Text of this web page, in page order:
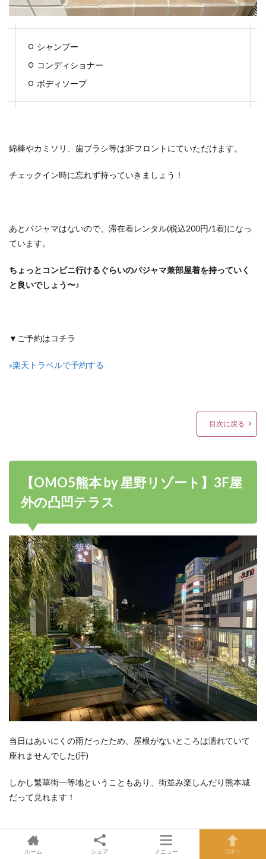
シャンプー
コンディショナー
ボディソープ
綿棒やカミソリ、歯ブラシ等は3Fフロントにていただけます。
チェックイン時に忘れず持っていきましょう！
あとパジャマはないので、滞在着レンタル(税込200円/1着)になっ
ています。
ちょっとコンビニ行けるぐらいのパジャマ兼部屋着を持っていく
と良いでしょう〜♪
▼ご予約はコチラ
»楽天トラベルで予約する
目次に戻る
【OMO5熊本 by 星野リゾート】3F屋
外の凸凹テラス
当日はあいにくの雨だったため、屋根がないところは濡れていて
座れませんでした(汗)
しかし繁華街一等地ということもあり、街並み楽しんだり熊本城
だって見れます！
ホーム シェア メニュー TOPへ